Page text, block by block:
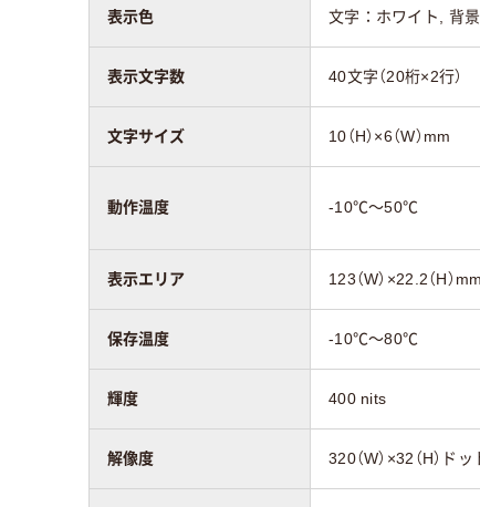
表示色 文字：ホワイト, 背
表示文字数 40文字（20桁×2行）
文字サイズ 10（H）×6（W）mm
動作温度 -10℃～50℃
表示エリア 123（W）×22.2（H）mm
保存温度 -10℃～80℃
輝度 400 nits
解像度 320（W）×32（H）ドッ